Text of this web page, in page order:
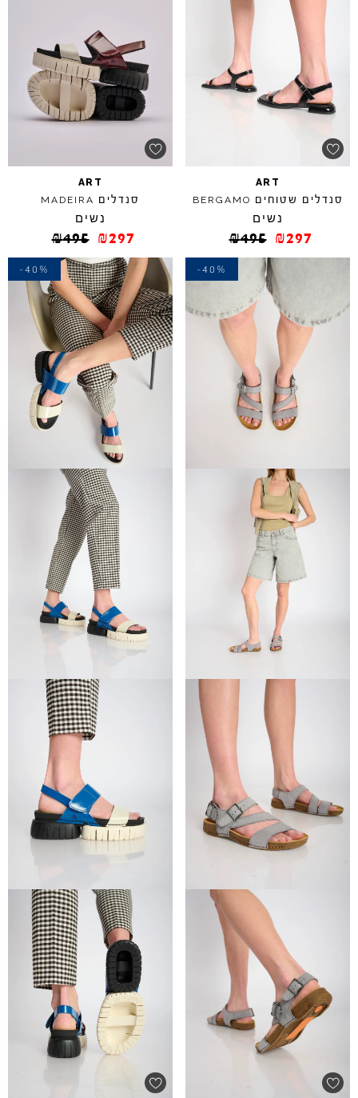
ART
סנדלים שטוחים BERGAMO
נשים
₪495 ₪297
ART
סנדלים MADEIRA
נשים
₪495 ₪297
-40%
-40%